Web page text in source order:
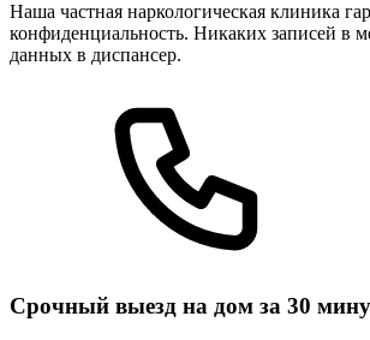
Наша частная наркологическая клиника
конфиденциальность. Никаких записей в
данных в диспансер.
Срочный выезд на дом за 30